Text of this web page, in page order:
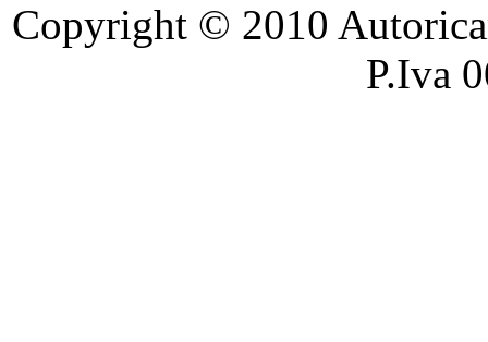
Copyright © 2010
P.Iva